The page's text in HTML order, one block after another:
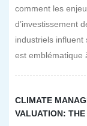
comment les
d’investissement
industriels
est emblématique
CLIMATE
VALUATION: